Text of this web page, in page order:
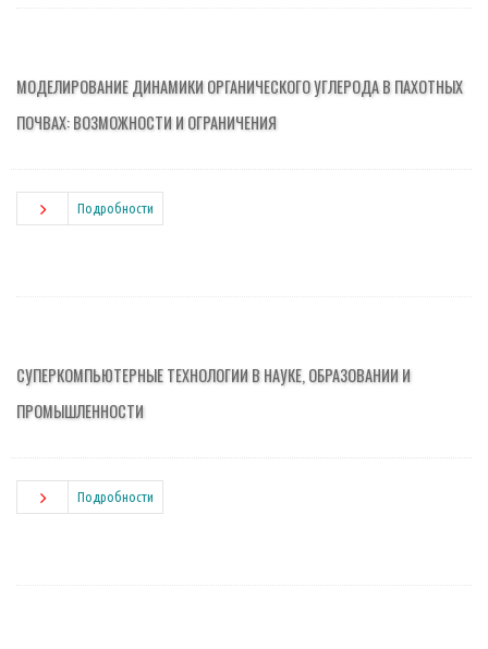
МОДЕЛИРОВАНИЕ ДИНАМИКИ ОРГАНИЧЕСКОГО УГЛЕРОДА В ПАХОТНЫХ
ПОЧВАХ: ВОЗМОЖНОСТИ И ОГРАНИЧЕНИЯ
Подробности
СУПЕРКОМПЬЮТЕРНЫЕ ТЕХНОЛОГИИ В НАУКЕ, ОБРАЗОВАНИИ И
ПРОМЫШЛЕННОСТИ
Подробности